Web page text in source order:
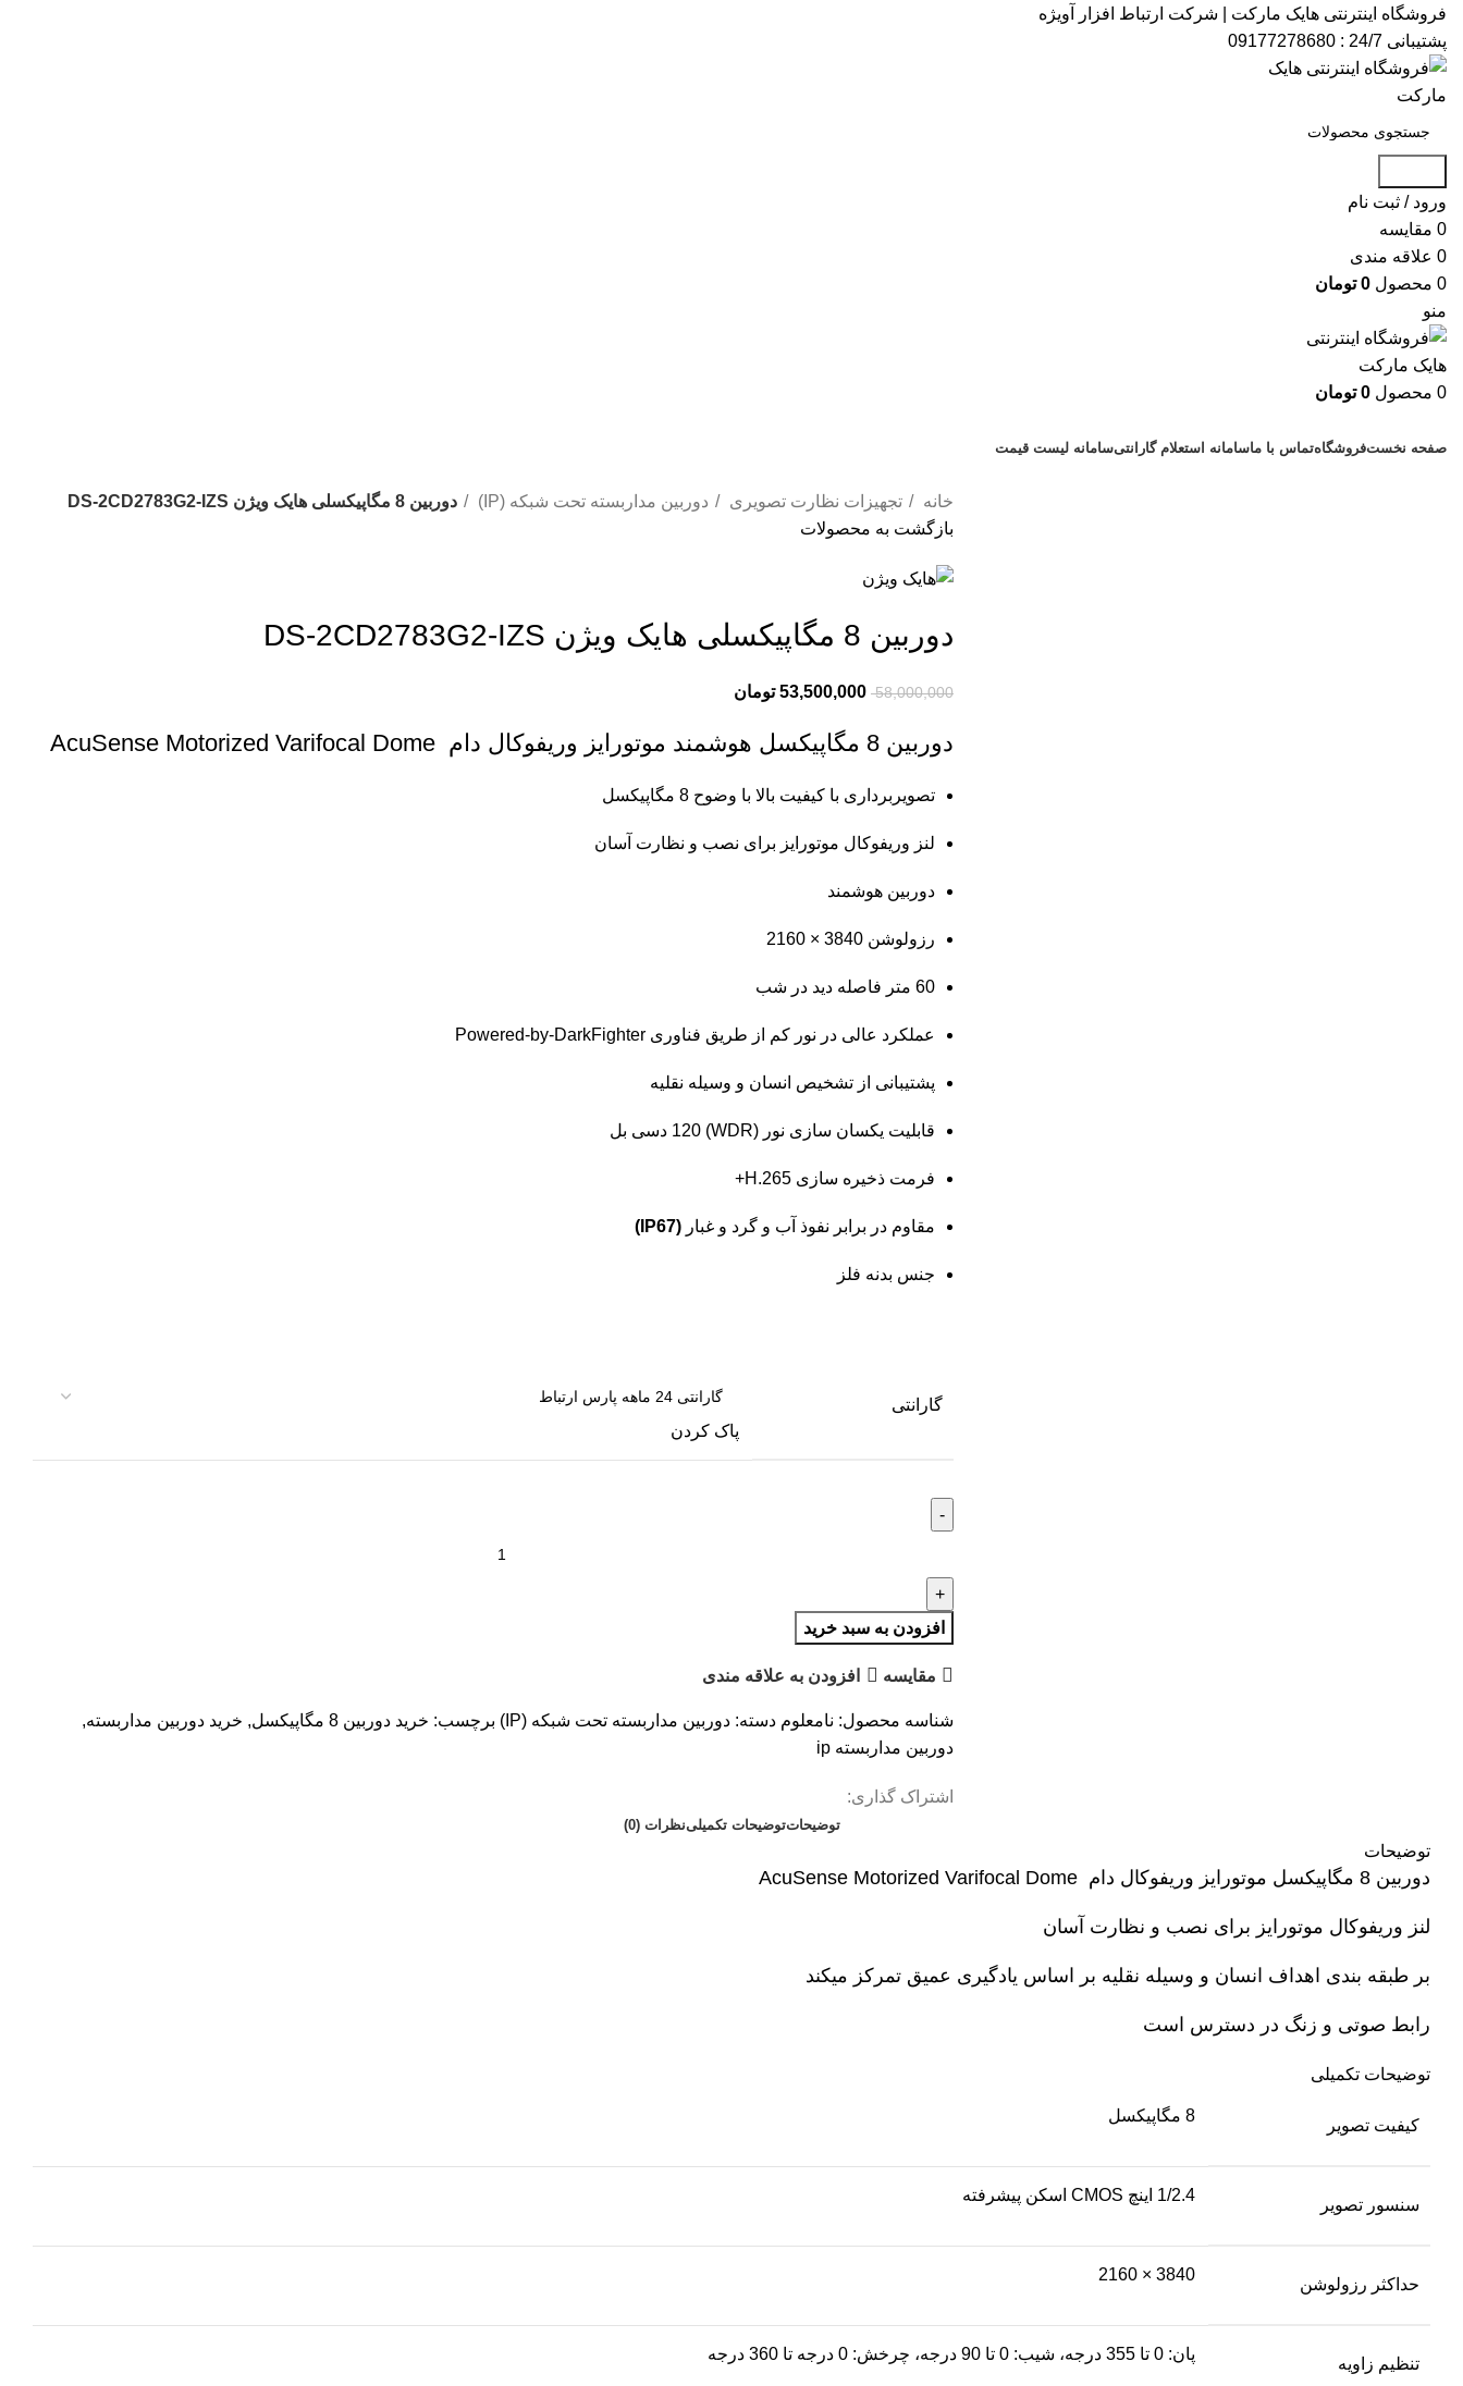
فروشگاه اینترنتی هایک مارکت | شرکت ارتباط افزار آویژه​
پشتیبانی 24/7 : 09177278680
ورود / ثبت نام
0 مقایسه
0 علاقه مندی
0 محصول 0 تومان
منو
0 محصول 0 تومان
صفحه نخستفروشگاهتماس با ماسامانه استعلام گارانتیسامانه لیست قیمت
خانه تجهیزات نظارت تصویری دوربین مداربسته تحت شبکه (IP)
دوربین 8 مگاپیکسلی هایک ویژن DS-2CD2783G2-IZS
بازگشت به محصولات
دوربین 8 مگاپیکسلی هایک ویژن DS-2CD2783G2-IZS
58,000,000
53,500,000 تومان
دوربین 8 مگاپیکسل هوشمند موتورایز وریفوکال دام AcuSense Motorized Varifocal Dome
تصویربرداری با کیفیت بالا با وضوح 8 مگاپیکسل
لنز وریفوکال موتورایز برای نصب و نظارت آسان
دوربین هوشمند
رزولوشن 3840 × 2160
60 متر فاصله دید در شب
عملکرد عالی در نور کم از طریق فناوری Powered-by-DarkFighter
پشتیبانی از تشخیص انسان و وسیله نقلیه
قابلیت یکسان سازی نور (WDR) 120 دسی بل
فرمت ذخیره سازی H.265+
مقاوم در برابر نفوذ آب و گرد و غبار (IP67)
جنس بدنه فلز
گارانتی
پاک کردن
افزودن به سبد خرید
مقایسه افزودن به علاقه مندی
شناسه محصول: نامعلوم دسته: دوربین مداربسته تحت شبکه (IP) برچسب: خرید دوربین 8 مگاپیکسل , خرید دوربین مداربسته,
دوربین مداربسته ip
اشتراک گذاری:
توضیحاتتوضیحات تکمیلینظرات (0)
توضیحات
دوربین 8 مگاپیکسل موتورایز وریفوکال دام AcuSense Motorized Varifocal Dome
لنز وریفوکال موتورایز برای نصب و نظارت آسان
بر طبقه بندی اهداف انسان و وسیله نقلیه بر اساس یادگیری عمیق تمرکز میکند
رابط صوتی و زنگ در دسترس است
توضیحات تکمیلی
کیفیت تصویر
8 مگاپیکسل
سنسور تصویر
1/2.4 اینچ CMOS اسکن پیشرفته
حداکثر رزولوشن
3840 × 2160
تنظیم زاویه
پان: 0 تا 355 درجه، شیب: 0 تا 90 درجه، چرخش: 0 درجه تا 360 درجه